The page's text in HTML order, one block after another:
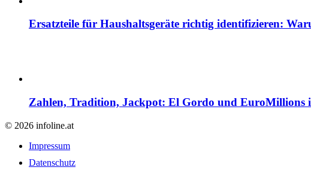
Ersatzteile für Haushaltsgeräte richtig identifizieren:
Zahlen, Tradition, Jackpot: El Gordo und EuroMillions
© 2026 infoline.at
Impressum
Datenschutz